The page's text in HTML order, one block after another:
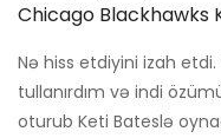
Chicago Blackhawks
Nə hiss etdiyini izah
tullanırdım və indi
oturub Keti Bateslə